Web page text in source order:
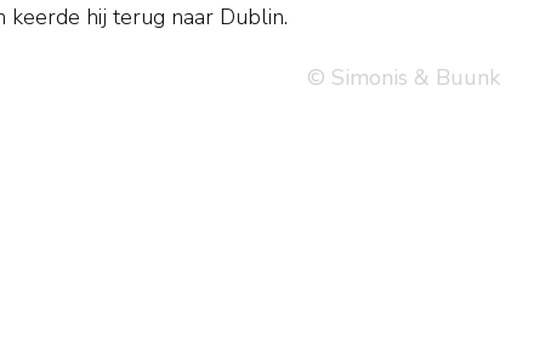
keerde hij terug naar Dublin.
© Simonis & Buunk